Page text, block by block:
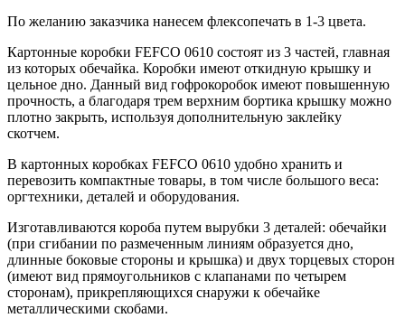
По желанию заказчика нанесем флексопечать в 1-3 цвета.
Картонные коробки FEFCO 0610 состоят из 3 частей, главная
из которых обечайка. Коробки имеют откидную крышку и
цельное дно. Данный вид гофрокоробок имеют повышенную
прочность, а благодаря трем верхним бортика крышку можно
плотно закрыть, используя дополнительную заклейку
скотчем.
В картонных коробках FEFCO 0610 удобно хранить и
перевозить компактные товары, в том числе большого веса:
оргтехники, деталей и оборудования.
Изготавливаются короба путем вырубки 3 деталей: обечайки
(при сгибании по размеченным линиям образуется дно,
длинные боковые стороны и крышка) и двух торцевых сторон
(имеют вид прямоугольников с клапанами по четырем
сторонам), прикрепляющихся снаружи к обечайке
металлическими скобами.